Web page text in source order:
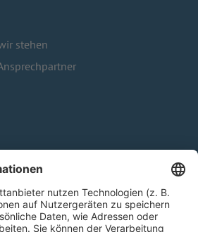
stehen
SEITEN